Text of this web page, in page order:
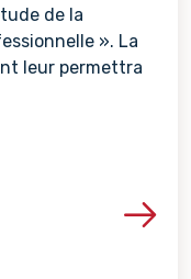
de la
». La
leur permettra
Voir les détails de la